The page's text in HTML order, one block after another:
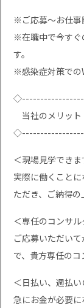
※ご応募〜お仕事
※在職中で今すぐ
す。
※感染症対策での
当社のメリット
＜現場見学できま
実際に働くこと
ただき、ご納得の
＜専任のコンサ
ご応募いただい
で、貴方専任のコ
＜日払い、週払
急にお金が必要に